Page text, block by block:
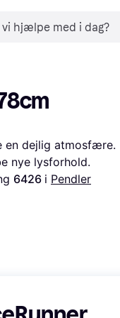
en dejlig atmosfære.
nye lysforhold.
6426 i Pendler